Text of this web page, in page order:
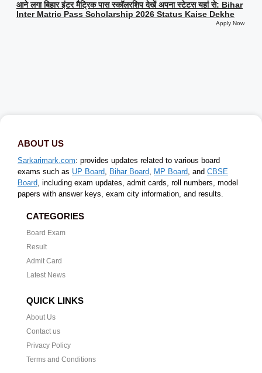
आने लगा बिहार इंटर मैट्रिक पास स्कॉलरशिप देखें अपना स्टेटस यहां से: Bihar
Inter Matric Pass Scholarship 2026 Status Kaise Dekhe
Apply Now
ABOUT US
Sarkarimark.com: provides updates related to various board
exams such as UP Board, Bihar Board, MP Board, and CBSE
Board, including exam updates, admit cards, roll numbers, model
papers with answer keys, exam city information, and results.
CATEGORIES
Board Exam
Result
Admit Card
Latest News
QUICK LINKS
About Us
Contact us
Privacy Policy
Terms and Conditions